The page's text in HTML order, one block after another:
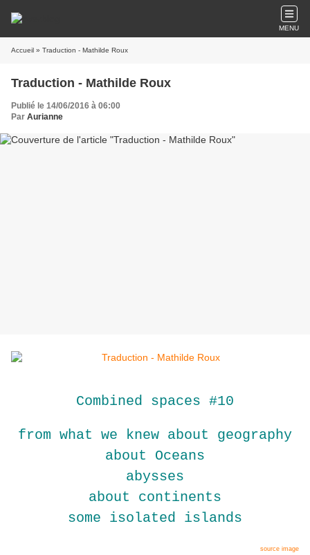
MENU
Accueil » Traduction - Mathilde Roux
Traduction - Mathilde Roux
Publié le 14/06/2016 à 06:00
Par Aurianne
Combined spaces #10
from what we knew about geography
about Oceans
abysses
about continents
some isolated islands
source image